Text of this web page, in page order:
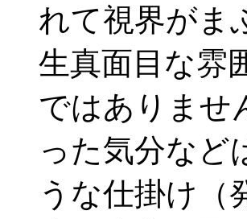
れて視界がま
生真面目な雰
ではありませ
った気分など
うな仕掛け（